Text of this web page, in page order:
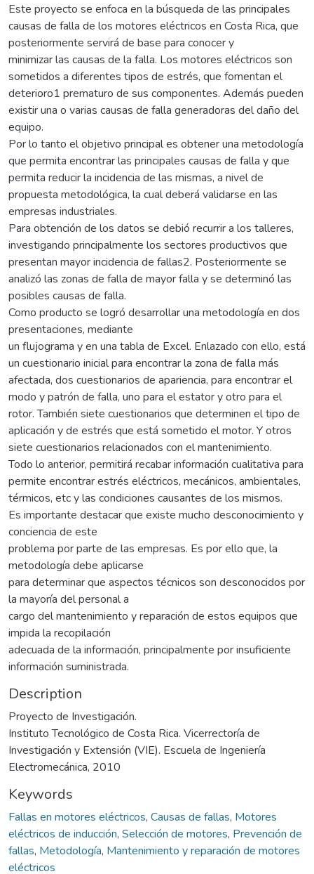
Este proyecto se enfoca en la búsqueda de las principales
causas de falla de los motores eléctricos en Costa Rica, que
posteriormente servirá de base para conocer y
minimizar las causas de la falla. Los motores eléctricos son
sometidos a diferentes tipos de estrés, que fomentan el
deterioro1 prematuro de sus componentes. Además pueden
existir una o varias causas de falla generadoras del daño del
equipo.
Por lo tanto el objetivo principal es obtener una metodología
que permita encontrar las principales causas de falla y que
permita reducir la incidencia de las mismas, a nivel de
propuesta metodológica, la cual deberá validarse en las
empresas industriales.
Para obtención de los datos se debió recurrir a los talleres,
investigando principalmente los sectores productivos que
presentan mayor incidencia de fallas2. Posteriormente se
analizó las zonas de falla de mayor falla y se determinó las
posibles causas de falla.
Como producto se logró desarrollar una metodología en dos
presentaciones, mediante
un flujograma y en una tabla de Excel. Enlazado con ello, está
un cuestionario inicial para encontrar la zona de falla más
afectada, dos cuestionarios de apariencia, para encontrar el
modo y patrón de falla, uno para el estator y otro para el
rotor. También siete cuestionarios que determinen el tipo de
aplicación y de estrés que está sometido el motor. Y otros
siete cuestionarios relacionados con el mantenimiento.
Todo lo anterior, permitirá recabar información cualitativa para
permite encontrar estrés eléctricos, mecánicos, ambientales,
térmicos, etc y las condiciones causantes de los mismos.
Es importante destacar que existe mucho desconocimiento y
conciencia de este
problema por parte de las empresas. Es por ello que, la
metodología debe aplicarse
para determinar que aspectos técnicos son desconocidos por
la mayoría del personal a
cargo del mantenimiento y reparación de estos equipos que
impida la recopilación
adecuada de la información, principalmente por insuficiente
información suministrada.
Description
Proyecto de Investigación.
Instituto Tecnológico de Costa Rica. Vicerrectoría de
Investigación y Extensión (VIE). Escuela de Ingeniería
Electromecánica, 2010
Keywords
Fallas en motores eléctricos, Causas de fallas, Motores
eléctricos de inducción, Selección de motores, Prevención de
fallas, Metodología, Mantenimiento y reparación de motores
eléctricos